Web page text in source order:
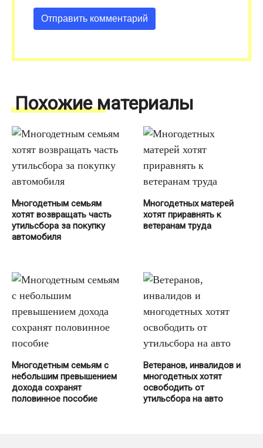
Похожие материалы
Многодетным семьям
хотят возвращать часть
утильсбора за покупку
автомобиля
Многодетных матерей
хотят приравнять к
ветеранам труда
Многодетным семьям с
небольшим превышением
дохода сохранят
половинное пособие
Ветеранов, инвалидов и
многодетных хотят
освободить от
утильсбора на авто